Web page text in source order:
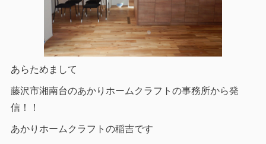
あらためまして
藤沢市湘南台のあかりホームクラフトの事務所から発
信！！
あかりホームクラフトの稲吉です